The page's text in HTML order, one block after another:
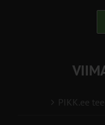
PIKK.ee